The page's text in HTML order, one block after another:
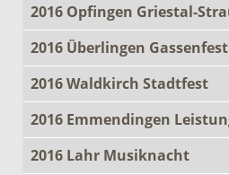
2016 Opfingen Griestal-
2016 Überlingen Gassenfest
2016 Waldkirch Stadtfest
2016 Emmendingen
2016 Lahr Musiknacht